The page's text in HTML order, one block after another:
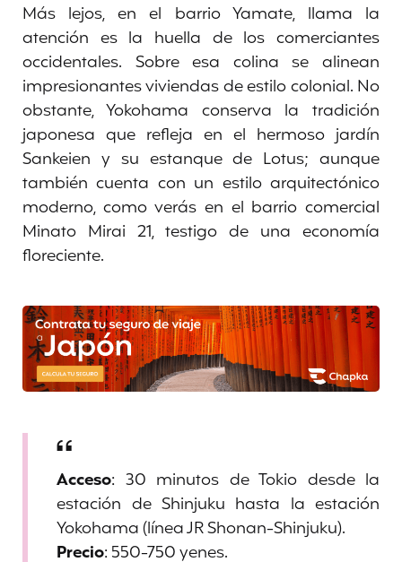
Más lejos, en el barrio Yamate, llama la
atención es la huella de los comerciantes
occidentales. Sobre esa colina se alinean
impresionantes viviendas de estilo colonial. No
obstante, Yokohama conserva la tradición
japonesa que refleja en el hermoso jardín
Sankeien y su estanque de Lotus; aunque
también cuenta con un estilo arquitectónico
moderno, como verás en el barrio comercial
Minato Mirai 21, testigo de una economía
floreciente.
Acceso: 30 minutos de Tokio desde la
estación de Shinjuku hasta la estación
Yokohama (línea JR Shonan-Shinjuku).
Precio: 550-750 yenes.